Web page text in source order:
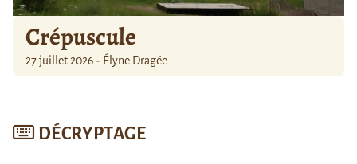
Crépuscule
27 juillet 2026 - Élyne Dragée
DÉCRYPTAGE